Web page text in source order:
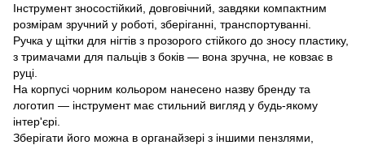
Інструмент зносостійкий, довговічний, завдяки компактним
розмірам зручний у роботі, зберіганні, транспортуванні.
Ручка у щітки для нігтів з прозорого стійкого до зносу пластику,
з тримачами для пальців з боків — вона зручна, не ковзає в
руці.
На корпусі чорним кольором нанесено назву бренду та
логотип — інструмент має стильний вигляд у будь-якому
інтер'єрі.
Зберігати його можна в органайзері з іншими пензлями,